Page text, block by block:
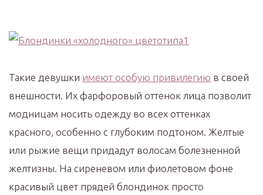
Такие девушки имеют особую привилегию в своей
внешности. Их фарфоровый оттенок лица позволит
модницам носить одежду во всех оттенках
красного, особенно с глубоким подтоном. Желтые
или рыжие вещи придадут волосам болезненной
желтизны. На сиреневом или фиолетовом фоне
красивый цвет прядей блондинок просто